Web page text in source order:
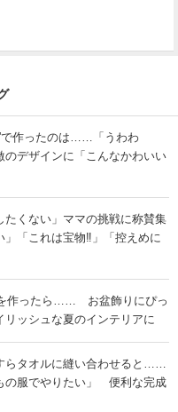
で作ったのは……「うわわ
デザインに「こんなかわいい
たくない」ママの挑戦に称賛集
「これは宝物‼︎」「控えめに
を作ったら…… お盆飾りにぴっ
リッシュな夏のインテリアに
らタオルに縫い合わせると……
の服でやりたい」 便利な完成